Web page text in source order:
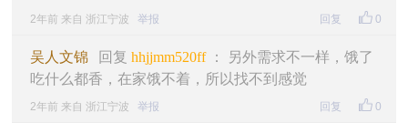
0
2年前 来自 浙江宁波 举报 回复
吴人文锦 回复 hhjjmm520ff： 另外需求不一样，饿了
吃什么都香，在家饿不着，所以找不到感觉
0
2年前 来自 浙江宁波 举报 回复